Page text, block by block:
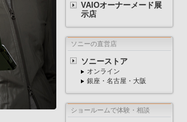
VAIOオーナーメード展
示店
ソニーの直営店
ソニーストア
オンライン
銀座・名古屋・大阪
ショールームで体験・相談